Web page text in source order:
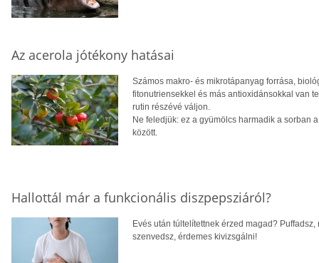
Az acerola jótékony hatásai
Számos makro- és mikrotápanyag forrása,
fitonutriensekkel és más antioxidánsokkal van
rutin részévé váljon.
Ne feledjük: ez a gyümölcs harmadik a sorban
között.
Hallottál már a funkcionális diszpepsziáról?
Evés után túltelítettnek érzed magad?
szenvedsz, érdemes kivizsgálni!